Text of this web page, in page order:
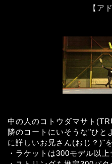
【ア
中の人のコトウダマサト
隣のコートにいそうな"ひと
に詳しいお兄さん(おじ？)"
・ラケットは300モデル以上